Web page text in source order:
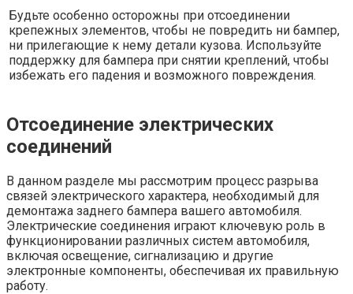
Будьте особенно осторожны при отсоединении
крепежных элементов, чтобы не повредить ни бампер,
ни прилегающие к нему детали кузова. Используйте
поддержку для бампера при снятии креплений, чтобы
избежать его падения и возможного повреждения.
Отсоединение электрических
соединений
В данном разделе мы рассмотрим процесс разрыва
связей электрического характера, необходимый для
демонтажа заднего бампера вашего автомобиля.
Электрические соединения играют ключевую роль в
функционировании различных систем автомобиля,
включая освещение, сигнализацию и другие
электронные компоненты, обеспечивая их правильную
работу.